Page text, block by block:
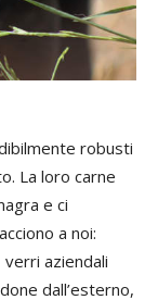
robusti
La loro carne
e ci
a noi:
aziendali
dall’esterno,